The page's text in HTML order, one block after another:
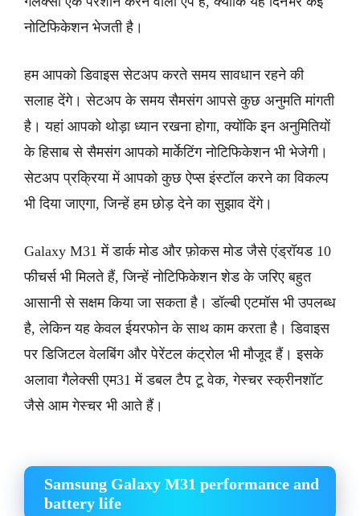
नोटिफिकेशन भेजती है।
हम आपको डिवाइस सेटअप करते समय सावधान रहने की
सलाह देंगे। सेटअप के समय सैमसंग आपसे कुछ अनुमति मांगती
है। यहां आपको थोड़ा ध्यान रखना होगा, क्योंकि इन अनुमितियों
के हिसाब से सैमसंग आपको मार्केटिंग नोटिफिकेशन भी भेजेगी।
सेटअप प्रक्रिया में आपको कुछ ऐप्स इंस्टॉल करने का विकल्प
भी दिया जाएगा, जिन्हें हम छोड़ देने का सुझाव देंगे।
Galaxy M31 में डार्क मोड और फ़ोकस मोड जैसे एंड्रॉयड 10
फीचर्स भी मिलते हैं, जिन्हें नोटिफिकेशन शेड के जरिए बहुत
आसानी से सक्षम किया जा सकता है। डॉल्बी एटमॉस भी उपलब्ध
है, लेकिन यह केवल ईयरफोन के साथ काम करता है। डिवाइस
पर डिजिटल वेलबिंग और पेरेंटल कंट्रोल भी मौजूद हैं। इसके
अलावा गैलेक्सी एम31 में डबल टैप टू वेक, गेस्चर स्क्रीनशॉट
जैसे आम गेस्चर भी आते हैं।
Samsung Galaxy M31 performance and
battery life